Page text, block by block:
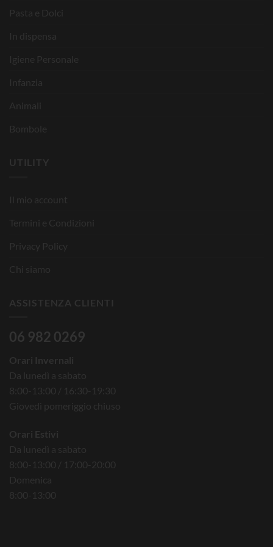
Pasta e Dolci
In dispensa
Igiene Personale
Infanzia
Animali
Bombole
UTILITY
Il mio account
Termini e Condizioni
Privacy Policy
Chi siamo
ASSISTENZA CLIENTI
06 982 0269
Orari Invernali
Da lunedì a sabato
8:00-13:00 / 16:30-19:30
Giovedì pomeriggio chiuso
Orari Estivi
Da lunedì a sabato
8:00-13:00 / 17:00-20:00
Domenica
8:00-13:00